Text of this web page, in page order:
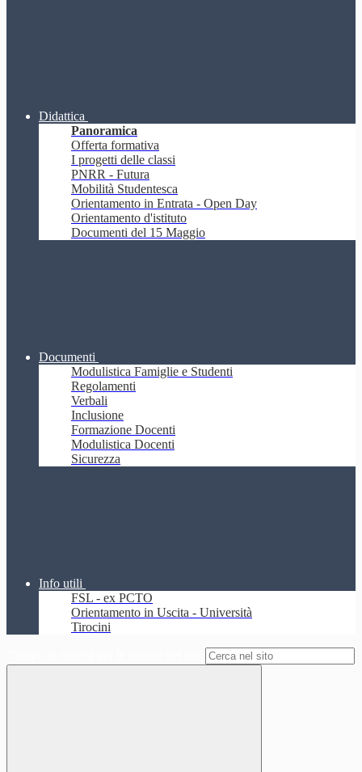
Didattica
Panoramica
Offerta formativa
I progetti delle classi
PNRR - Futura
Mobilità Studentesca
Orientamento in Entrata - Open Day
Orientamento d'istituto
Documenti del 15 Maggio
Documenti
Modulistica Famiglie e Studenti
Regolamenti
Verbali
Inclusione
Formazione Docenti
Modulistica Docenti
Sicurezza
Info utili
FSL - ex PCTO
Orientamento in Uscita - Università
Tirocini